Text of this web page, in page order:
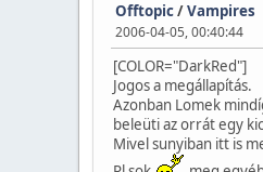
Offtopic/Vampires
2006-04-05, 00:40:44
[COLOR="DarkRed"]
Jogos a megállapítás.
Azonban Lomek
beleüti az orrát egy
Mivel sunyiban itt is